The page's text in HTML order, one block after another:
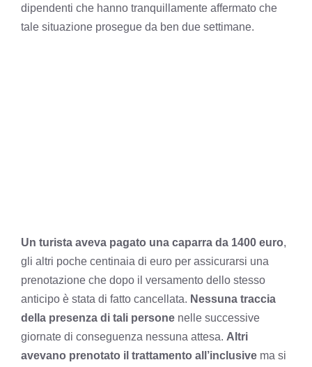
dipendenti che hanno tranquillamente affermato che
tale situazione prosegue da ben due settimane.
Un turista aveva pagato una caparra da 1400 euro,
gli altri poche centinaia di euro per assicurarsi una
prenotazione che dopo il versamento dello stesso
anticipo è stata di fatto cancellata. Nessuna traccia
della presenza di tali persone nelle successive
giornate di conseguenza nessuna attesa. Altri
avevano prenotato il trattamento all’inclusive ma si